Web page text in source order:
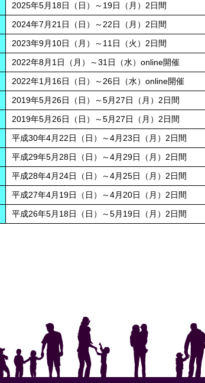
2025年5月18日（日）～19日（月）2日間
2024年7月21日（日）～22日（月）2日間
2023年9月10日（月）～11日（火）2日間
2022年8月1日（月）～31日（水）online開催
2022年1月16日（日）～26日（水）online開催
2019年5月26日（日）～5月27日（月）2日間
2019年5月26日（日）～5月27日（月）2日間
平成30年4月22日（日）～4月23日（月）2日間
平成29年5月28日（日）～4月29日（月）2日間
平成28年4月24日（日）～4月25日（月）2日間
平成27年4月19日（日）～4月20日（月）2日間
平成26年5月18日（日）～5月19日（月）2日間